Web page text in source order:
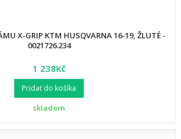
X-GRIP KTM HUSQVARNA 16-19, ŽLUTÉ -
0021726.234
1 238Kč
Pridať do košíka
skladem